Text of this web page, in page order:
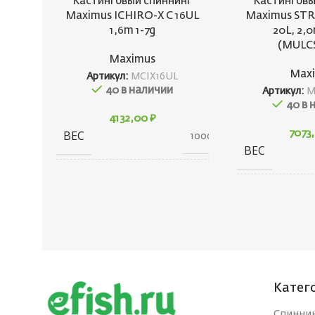
Maximus ICHIRO-X C 16UL
1,6m 1-7g
Maximus
Артикул: MСIX16UL
40 в наличии
4132,00 ₽
ВЕС 1000 г
Maximus
20L,
Артикул:
40 в
ВЕС
СЕРИЯ